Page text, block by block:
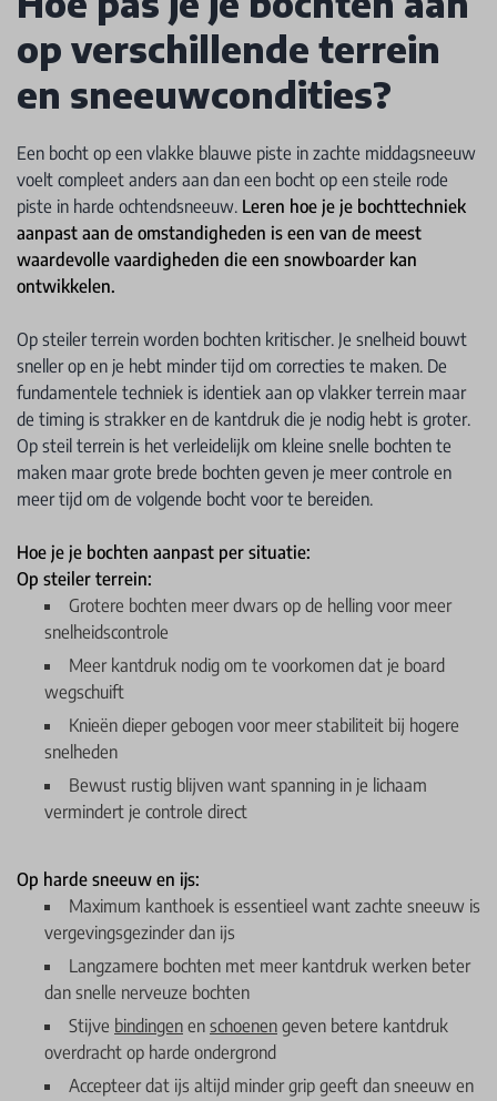
op verschillende terrein
en sneeuwcondities?
Een bocht op een vlakke blauwe piste in zachte middagsneeuw
voelt compleet anders aan dan een bocht op een steile rode
piste in harde ochtendsneeuw. Leren hoe je je bochttechniek
aanpast aan de omstandigheden is een van de meest
waardevolle vaardigheden die een snowboarder kan
ontwikkelen.
Op steiler terrein worden bochten kritischer. Je snelheid bouwt
sneller op en je hebt minder tijd om correcties te maken. De
fundamentele techniek is identiek aan op vlakker terrein maar
de timing is strakker en de kantdruk die je nodig hebt is groter.
Op steil terrein is het verleidelijk om kleine snelle bochten te
maken maar grote brede bochten geven je meer controle en
meer tijd om de volgende bocht voor te bereiden.
Hoe je je bochten aanpast per situatie:
Op steiler terrein:
Grotere bochten meer dwars op de helling voor meer
snelheidscontrole
Meer kantdruk nodig om te voorkomen dat je board
wegschuift
Knieën dieper gebogen voor meer stabiliteit bij hogere
snelheden
Bewust rustig blijven want spanning in je lichaam
vermindert je controle direct
Op harde sneeuw en ijs:
Maximum kanthoek is essentieel want zachte sneeuw is
vergevingsgezinder dan ijs
Langzamere bochten met meer kantdruk werken beter
dan snelle nerveuze bochten
Stijve bindingen en schoenen geven betere kantdruk
overdracht op harde ondergrond
Accepteer dat ijs altijd minder grip geeft dan sneeuw en